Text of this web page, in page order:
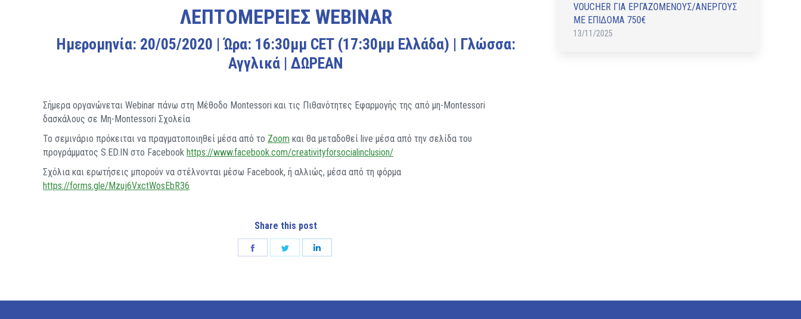
ΛΕΠΤΟΜΕΡΕΙΕΣ WEBINAR
Ημερομηνία: 20/05/2020 | Ώρα: 16:30μμ CET (17:30μμ Ελλάδα) | Γλώσσα:
Αγγλικά | ΔΩΡΕΑΝ
Σήμερα οργανώνεται Webinar πάνω στη Μέθοδο Montessori και τις Πιθανότητες Εφαρμογής της από μη-Montessori
δασκάλους σε Μη-Montessori Σχολεία
Το σεμινάριο πρόκειται να πραγματοποιηθεί μέσα από το Zoom και θα μεταδοθεί live μέσα από την σελίδα του
προγράμματος S.ED.IN στο Facebook https://www.facebook.com/creativityforsocialinclusion/
Σχόλια και ερωτήσεις μπορούν να στέλνονται μέσω Facebook, ή αλλιώς, μέσα από τη φόρμα
https://forms.gle/Mzuj6VxctWosEbR36
Share this post
VOUCHER ΓΙΑ ΕΡΓΑΖΟΜΕΝΟΥΣ/ΑΝΕΡΓΟΥΣ
ΜΕ ΕΠΙΔΟΜΑ 750€
13/11/2025